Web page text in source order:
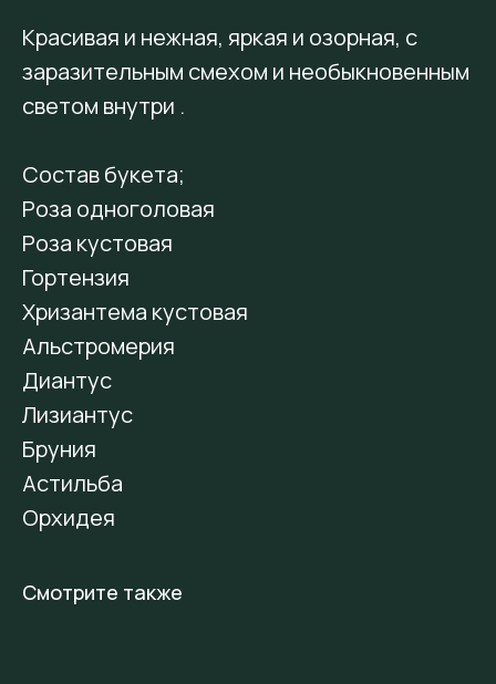
Красивая и нежная, яркая и озорная, с
заразительным смехом и необыкновенным
светом внутри .
Состав букета;
Роза одноголовая
Роза кустовая
Гортензия
Хризантема кустовая
Альстромерия
Диантус
Лизиантус
Бруния
Астильба
Орхидея
Смотрите также